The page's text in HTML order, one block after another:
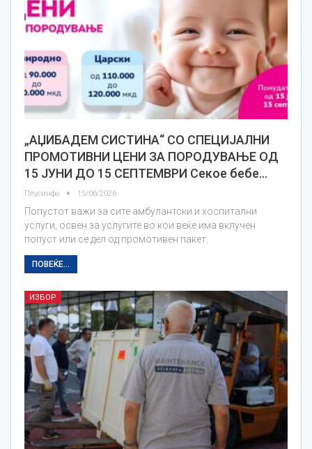
„АЏИБАДЕМ СИСТИНА“ СО СПЕЦИЈАЛНИ
ПРОМОТИВНИ ЦЕНИ ЗА ПОРОДУВАЊЕ ОД
15 ЈУНИ ДО 15 СЕПТЕМВРИ Секое бебе…
Плусинфо 15/06/2026
Попустот важи за сите амбулантски и хоспитални
услуги, освен за услугите во кои веќе има вклучен
попуст или се дел од промотивен пакет.
ПОВЕЌЕ...
ИЗБОР